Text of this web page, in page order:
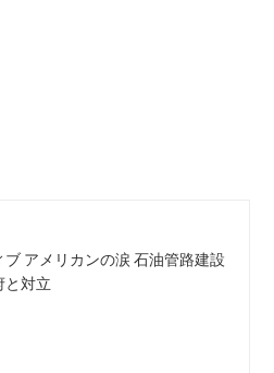
ブ アメリカンの涙 石油管路建設
と対立